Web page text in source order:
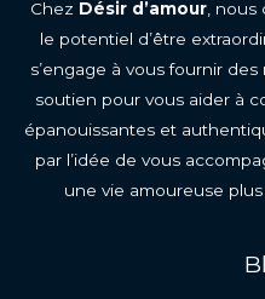
Chez Désir d’amour, nous
le potentiel d’être
s’engage à vous fournir
soutien pour vous aider à
épanouissantes et
par l’idée de vous
une vie amoureuse